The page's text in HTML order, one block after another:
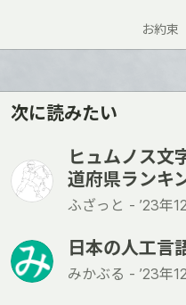
ね
お約束
次に読みたい
ヒュムノス文
道府県ランキ
ふざっと - ’23年
日本の人工言
みかぶる - ’23年